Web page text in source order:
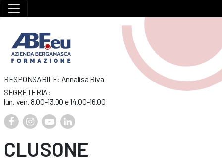
RESPONSABILE: Annalisa Riva
SEGRETERIA:
lun. ven. 8.00-13.00 e 14.00-16.00
CLUSONE